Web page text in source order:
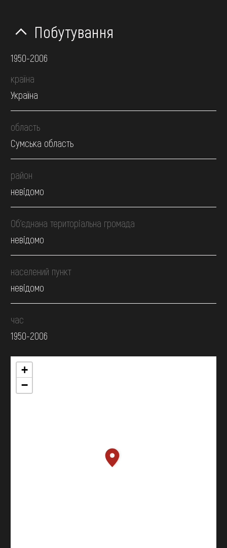
Побутування
1950-2006
країна
Україна
область
Сумська область
район
невідомо
Об’єднана територіальна громада
невідомо
населений пункт
невідомо
час
1950-2006
+
−